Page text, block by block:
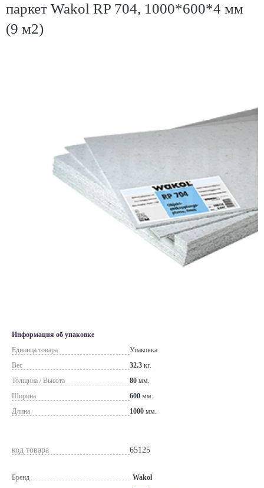
паркет Wakol RP 704, 1000*600*4 мм
(9 м2)
Информация об упаковке
Единица товара
Упаковка
Вес
32.3 кг.
Толщина / Высота
80 мм.
Ширина
600 мм.
Длина
1000 мм.
код товара 65125
Бренд
Wakol